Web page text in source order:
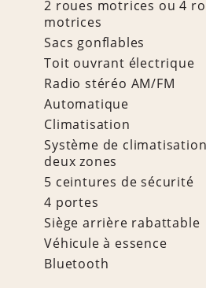
2 roues motrices ou 4
motrices
Sacs gonflables
Toit ouvrant électrique
Radio stéréo AM/FM
Automatique
Climatisation
Système de
deux zones
5 ceintures de sécurité
4 portes
Siège arrière rabattable
Véhicule à essence
Bluetooth